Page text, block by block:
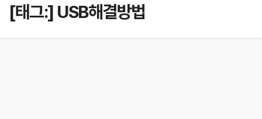
[태그:] USB해결방법